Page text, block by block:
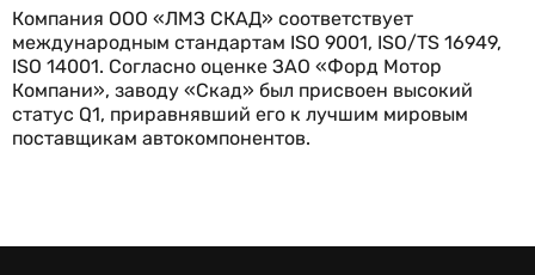
Компания ООО «ЛМЗ СКАД» соответствует
международным стандартам ISO 9001, ISO/TS 16949,
ISO 14001. Согласно оценке ЗАО «Форд Мотор
Компани», заводу «Скад» был присвоен высокий
статус Q1, приравнявший его к лучшим мировым
поставщикам автокомпонентов.